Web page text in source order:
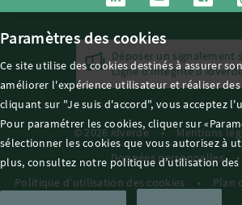
Déposer un signalement
Ligne d'intégrité d'idverde
© 2026idverde
Mentions
Données personnelles
Politique d’utilisation des cookies
Plan
Paramètres des cookies
Ce site utilise des cookies destinés à assurer
améliorer l'expérience utilisateur et réaliser des
cliquant sur "Je suis d'accord", vous acceptez
Pour paramétrer les cookies, cliquer sur
sélectionner les cookies que vous autorisez à
plus, consultez notre politique d’utilisation des